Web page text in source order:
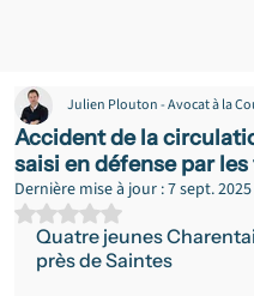
Accident de la
saisi en défense par
Julien Plouton - Avocat à la
Dernière mise à jour :7 sept. 2025
Noté NaN étoiles sur 5.
Quatre jeunes
près de Saintes